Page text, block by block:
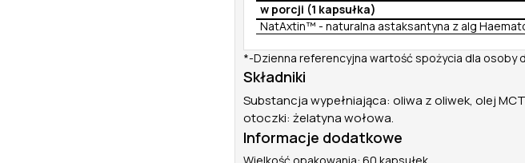
w porcji (1 kapsułka)
NatAxtin™ - naturalna astaksantyna z alg
*-Dzienna referencyjna wartość spożycia dla osoby
Składniki
Substancja wypełniająca: oliwa z oliwek, olej
otoczki: żelatyna wołowa.
Informacje dodatkowe
Wielkość opakowania: 60 kapsułek